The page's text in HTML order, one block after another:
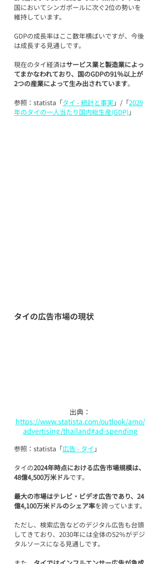
国においてシンガポールに次ぐ2位の勢いを
維持しています。
GDPの成長率はここ数年横ばいですが、今後
は成長する見通しです。
現在のタイ経済はサービス業と製造業によっ
てまかなわれており、国のGDPの91％以上が
2つの産業によって生み出されています。
参照：statista「タイ - 統計と事実」/「2029
年のタイの一人当たり国内総生産(GDP)」
タイの広告市場の現状
出典：
https://www.statista.com/outlook/amo/
advertising/thailand#ad-spending
参照：statista「広告 - タイ 」
タイの2024年時点における広告市場規模は、
48億4,500万米ドルです。
最大の市場はテレビ・ビデオ広告であり、24
億4,100万米ドルのシェア率を誇っています。
ただし、検索広告などのデジタル広告も台頭
してきており、2030年には全体の52％がデジ
タルソースになる見通しです。